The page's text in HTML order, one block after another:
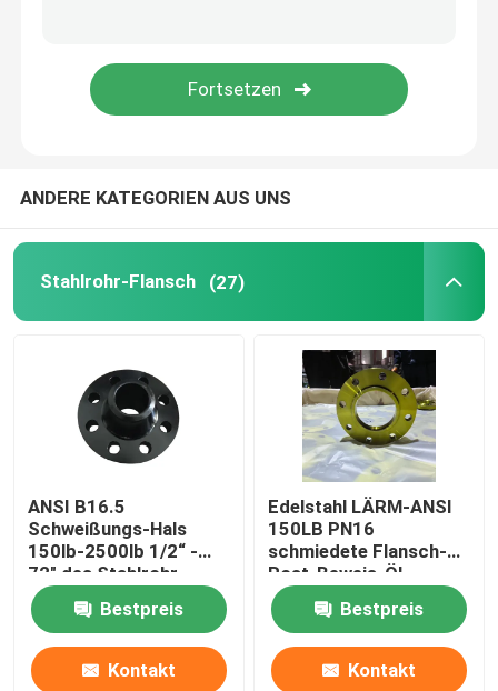
Fittings-Kappe
Rohr aus Kohlenstoffstahl
ANDERE KATEGORIEN AUS UNS
Stahlrohr-Flansch (27)
ANSI B16.5
Schweißungs-Hals
150lb-2500lb 1/2“ -
72" des Stahlrohr-
Flansch-WN
Bestpreis
Kontakt
Edelstahl LÄRM-ANSI
150LB PN16
schmiedete Flansch-
Rost-Beweis-Öl,
Bestpreis
Kontakt